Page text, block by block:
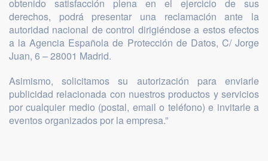
obtenido satisfacción plena en el ejercicio de sus
derechos, podrá presentar una reclamación ante la
autoridad nacional de control dirigiéndose a estos efectos
a la Agencia Española de Protección de Datos, C/ Jorge
Juan, 6 – 28001 Madrid.
Asimismo, solicitamos su autorización para enviarle
publicidad relacionada con nuestros productos y servicios
por cualquier medio (postal, email o teléfono) e invitarle a
eventos organizados por la empresa.”